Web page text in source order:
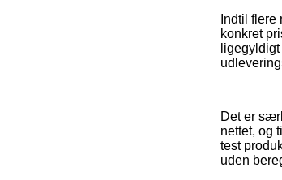
Indtil
konkret
Det er
nettet, og
test
uden